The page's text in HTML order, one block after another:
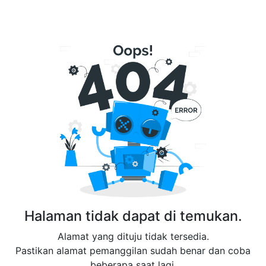
Halaman tidak dapat di temukan.
Alamat yang dituju tidak tersedia.
Pastikan alamat pemanggilan sudah benar dan coba